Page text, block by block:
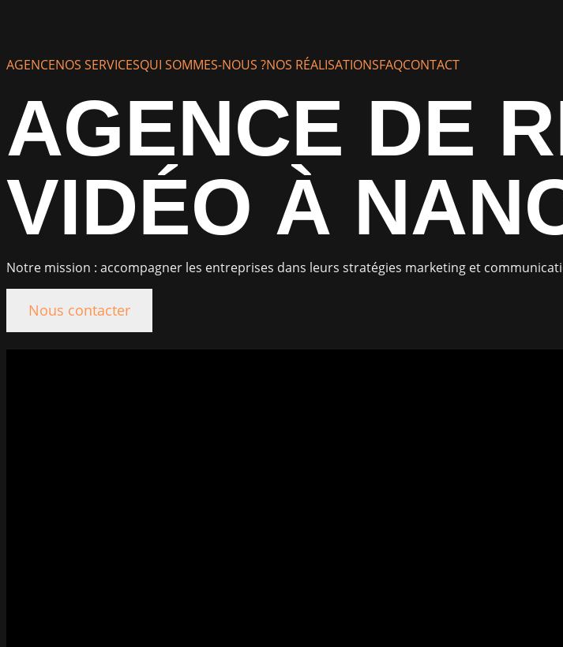
AGENCENOS SERVICESQUI SOMMES-NOUS ?NOS RÉALISATIONSFAQCONTACT
AGENCE DE
VIDÉO À
Notre mission : accompagner les entreprises dans leurs stratégies marketing et
Nous contacter